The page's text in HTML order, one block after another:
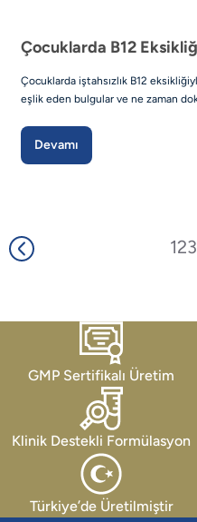
Çocuklarda B12
Çocuklarda iştahsızlık B12
eşlik eden bulgular ve ne zaman
Devamı
123
GMP Sertifikalı Üretim
Klinik Destekli Formülasyon
Türkiye’de Üretilmiştir